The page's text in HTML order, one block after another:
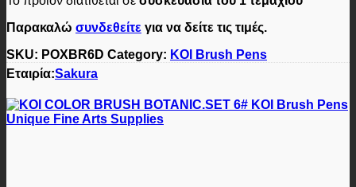
Παρακαλώ συνδεθείτε για να δείτε τις τιμές.
SKU: POXBR6D Category: KOI Brush Pens
Εταιρία:Sakura